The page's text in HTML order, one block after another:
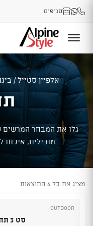
סניפים
אלפיין סטייל/
גלו את המבחר המרשים
מובילים, איכות
מציג את כל 6 התוצאות
Outdoor
סט 3 תחתון מנדף Seamless